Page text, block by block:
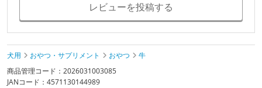
レビューを投稿する
犬用 おやつ・サプリメント おやつ
牛
商品管理コード：2026031003085
JANコード：4571130144989